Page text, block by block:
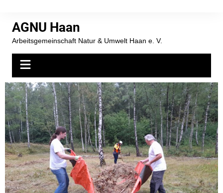
AGNU Haan
Arbeitsgemeinschaft Natur & Umwelt Haan e. V.